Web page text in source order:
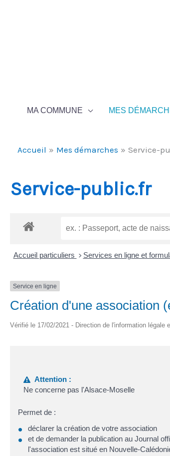
MA COMMUNE MES
Accueil Mes démarches Service-
Service-public.fr
Accueil particuliers > Services en ligne et
Service en ligne
Création d'une association
Vérifié le 17/02/2021 - Direction de l'information légale
Attention :
Ne concerne pas l'Alsace-Moselle
Permet de :
déclarer la création de votre association
et de demander la publication au Journal
l'association est situé en Nouvelle-